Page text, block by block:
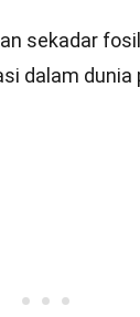
sekadar
dalam dunia